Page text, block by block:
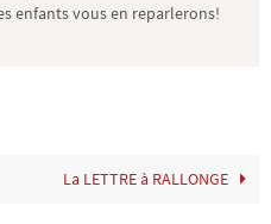
enfants vous en reparlerons!
La LETTRE à RALLONGE